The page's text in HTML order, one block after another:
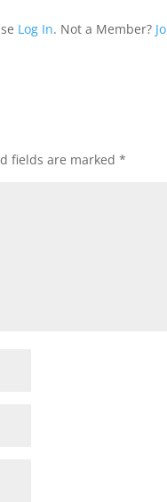
Log In. Not a Member?
fields are marked*